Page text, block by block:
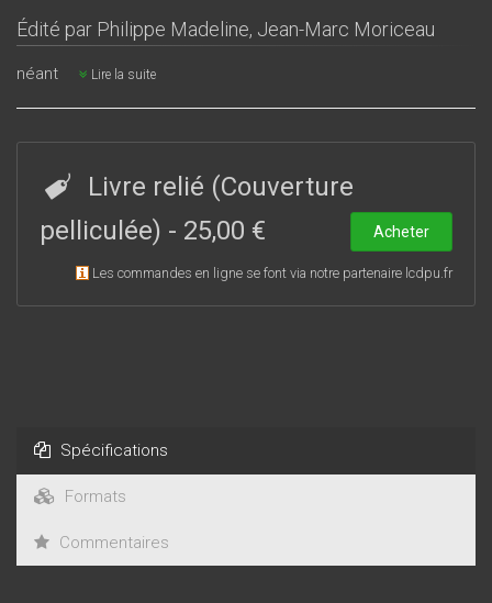
Édité par Philippe Madeline, Jean-Marc Moriceau
néant Lire la suite
Livre relié (Couverture
pelliculée) - 25,00 € Acheter
Les commandes en ligne se font via notre partenaire lcdpu.fr
Spécifications
Formats
Commentaires